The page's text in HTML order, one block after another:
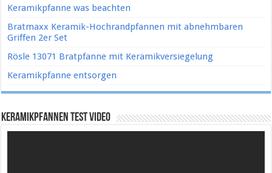
Keramikpfanne was beachten
Bratmaxx Keramik-Hochrandpfannen mit abnehmbaren
Griffen 2er Set
Rösle 13071 Bratpfanne mit Keramikversiegelung
Keramikpfanne entsorgen
Keramikpfannen Test Video